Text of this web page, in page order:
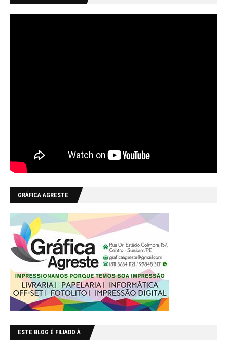
GRÁFICA AGRESTE
ESTE BLOG É FILIADO À